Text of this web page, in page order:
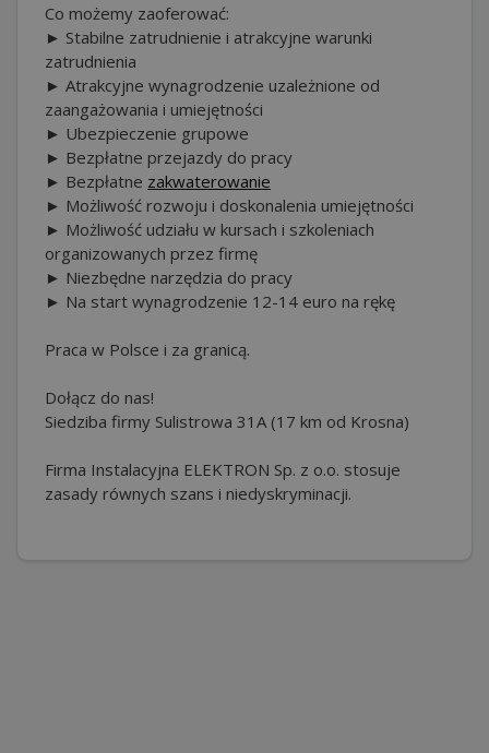
Co możemy zaoferować:
► Stabilne zatrudnienie i atrakcyjne warunki
zatrudnienia
► Atrakcyjne wynagrodzenie uzależnione od
zaangażowania i umiejętności
► Ubezpieczenie grupowe
► Bezpłatne przejazdy do pracy
► Bezpłatne zakwaterowanie
► Możliwość rozwoju i doskonalenia umiejętności
► Możliwość udziału w kursach i szkoleniach
organizowanych przez firmę
► Niezbędne narzędzia do pracy
► Na start wynagrodzenie 12-14 euro na rękę
Praca w Polsce i za granicą.
Dołącz do nas!
Siedziba firmy Sulistrowa 31A (17 km od Krosna)
Firma Instalacyjna ELEKTRON Sp. z o.o. stosuje
zasady równych szans i niedyskryminacji.